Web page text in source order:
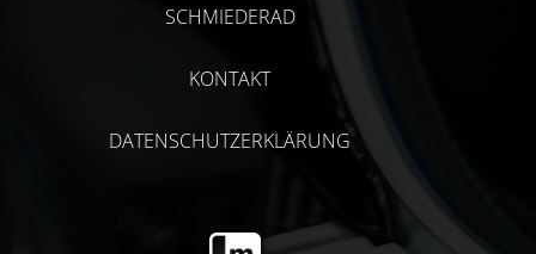
SCHMIEDERAD
KONTAKT
DATENSCHUTZERKLÄRUNG